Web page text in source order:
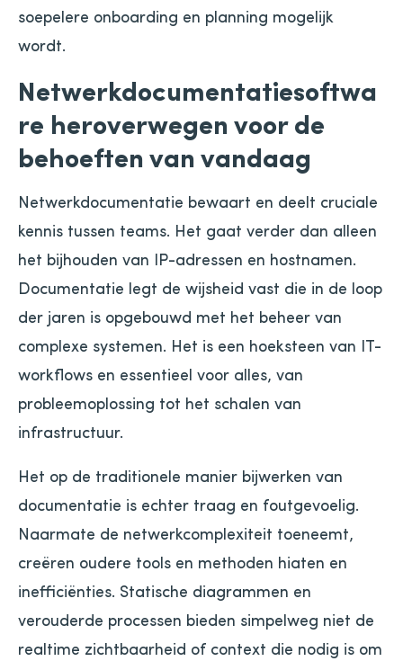
soepelere onboarding en planning mogelijk
wordt.
Netwerkdocumentatiesoftwa
re heroverwegen voor de
behoeften van vandaag
Netwerkdocumentatie bewaart en deelt cruciale
kennis tussen teams. Het gaat verder dan alleen
het bijhouden van IP-adressen en hostnamen.
Documentatie legt de wijsheid vast die in de loop
der jaren is opgebouwd met het beheer van
complexe systemen. Het is een hoeksteen van IT-
workflows en essentieel voor alles, van
probleemoplossing tot het schalen van
infrastructuur.
Het op de traditionele manier bijwerken van
documentatie is echter traag en foutgevoelig.
Naarmate de netwerkcomplexiteit toeneemt,
creëren oudere tools en methoden hiaten en
inefficiënties. Statische diagrammen en
verouderde processen bieden simpelweg niet de
realtime zichtbaarheid of context die nodig is om